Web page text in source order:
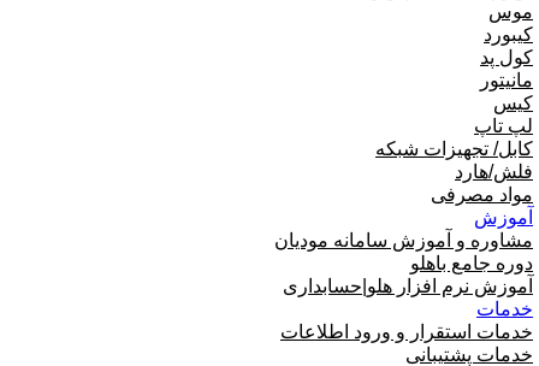
موس
کیبورد
کول پد
مانیتور
کیس
لپ تاپ
کابل/ تجهیزات شبکه
فلش/هارد
مواد مصرفی
آموزش
مشاوره و آموزش سامانه مودیان
دوره جامع باهلو
آموزش نرم افزار هلو|حسابداری
خدمات
خدمات استقرار و ورود اطلاعات
خدمات پشتیبانی